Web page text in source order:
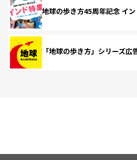
地球の歩き方45周年記念 イ
「地球の歩き方」シリーズ広